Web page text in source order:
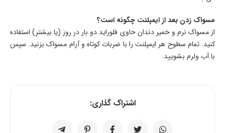
مسواک زدن بعد از ایمپلنت چگونه است؟
از مسواک نرم و خمیر دندان حاوی فلوراید دو بار در روز (یا بیشتر) استفاده
کنید. تمام سطوح هر ایمپلنت را با ضربات کوتاه و آرام مسواک بزنید. سپس
با آب ولرم بشویید.
اشتراک گذاری: